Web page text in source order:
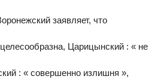
заявляет, что
Царицынский : « не
: « совершенно излишня »,